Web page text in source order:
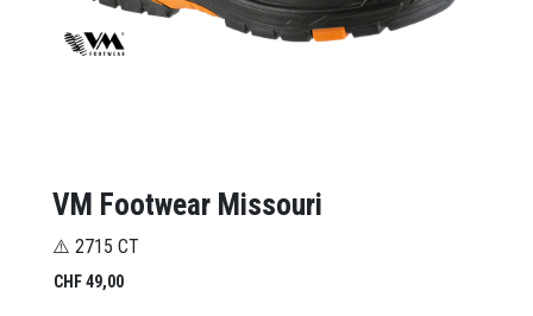
VM Footwear Missouri
⚠️ 2715 CT
CHF49,00